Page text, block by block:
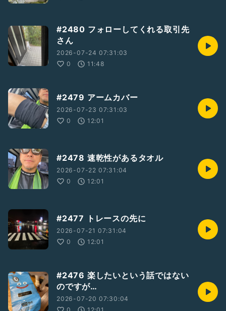
#2480 フォローしてくれる取引先
さん
2026-07-24 07:31:03
0
11:48
#2479 アームカバー
2026-07-23 07:31:03
0
12:01
#2478 速乾性があるタオル
2026-07-22 07:31:04
0
12:01
#2477 トレースの先に
2026-07-21 07:31:04
0
12:01
#2476 楽したいという話ではない
のですが…
2026-07-20 07:30:04